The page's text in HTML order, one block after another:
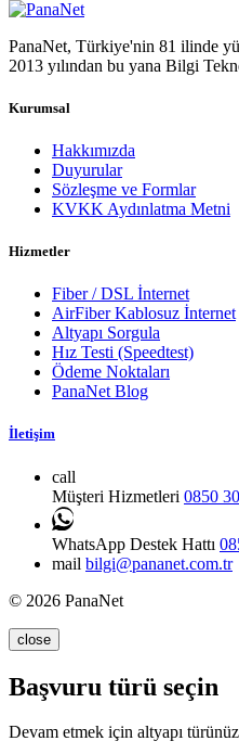
PanaNet, Türkiye'nin 81 ilinde
2013 yılından bu yana Bilgi
Kurumsal
Hakkımızda
Duyurular
Sözleşme ve Formlar
KVKK Aydınlatma Metni
Hizmetler
Fiber / DSL İnternet
AirFiber Kablosuz İnternet
Altyapı Sorgula
Hız Testi (Speedtest)
Ödeme Noktaları
PanaNet Blog
İletişim
call
Müşteri Hizmetleri 0850
WhatsApp Destek Hattı
mail bilgi@pananet.com.tr
© 2026 PanaNet
close
Başvuru türü seçin
Devam etmek için altyapı